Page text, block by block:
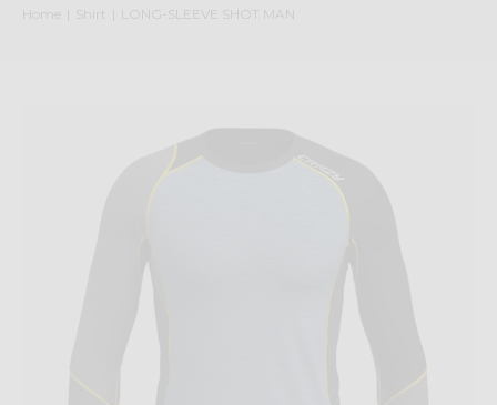
Home Shirt LONG-SLEEVE SHOT MAN